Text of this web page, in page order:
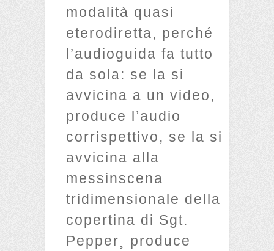
modalità quasi
eterodiretta, perché
l’audioguida fa tutto
da sola: se la si
avvicina a un video,
produce l’audio
corrispettivo, se la si
avvicina alla
messinscena
tridimensionale della
copertina di Sgt.
Pepper¸ produce